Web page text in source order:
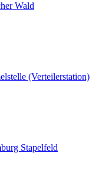
Wald
(Verteilerstation)
Stapelfeld